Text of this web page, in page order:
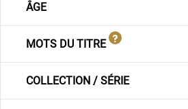
ÂGE
MOTS DU TITRE
COLLECTION / SÉRIE